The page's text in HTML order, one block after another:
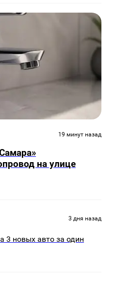
19 минут назад
на улице
3 дня назад
3 новых авто за один